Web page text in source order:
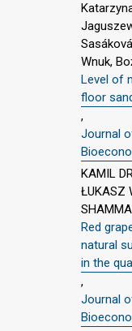
Wnuk,
Level of
floor
,
Journal
KAMIL
ŁUKASZ
Red
natural
in the
,
Journal